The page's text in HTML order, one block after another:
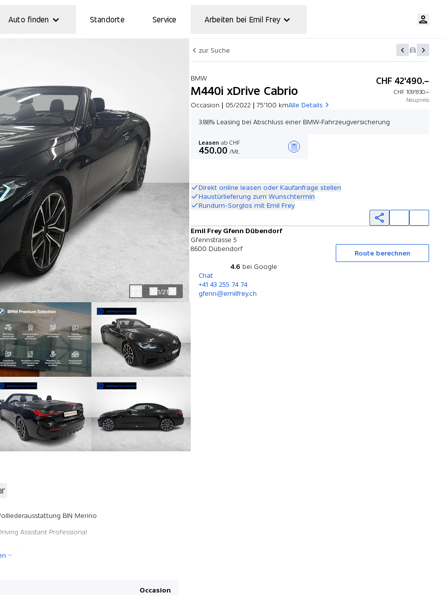
Auto finden Standorte Service Arbeiten bei Emil Frey
zur Suche
BMW
M440i xDrive Cabrio
Occasion | 05/2022 | 75'100 kmAlle Details
CHF 42'490.–
CHF 109'830.–
Neupreis
3.88% Leasing bei Abschluss einer BMW-Fahrzeugversicherung
Leasen ab CHF
450.00 /Mt.
Direkt online leasen oder Kaufanfrage stellen
Haustürlieferung zum Wunschtermin
Rundum-Sorglos mit Emil Frey
Emil Frey Gfenn Dübendorf
Gfennstrasse 5
8600 Dübendorf
Route berechnen
4.6 bei Google
Chat
+41 43 255 74 74
gfenn@emilfrey.ch
1/21
BIN Merino
Assistant Professional
Occasion